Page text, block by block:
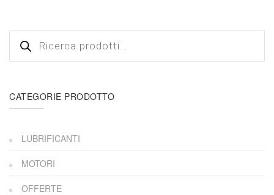
Products
search
CATEGORIE PRODOTTO
LUBRIFICANTI
MOTORI
OFFERTE